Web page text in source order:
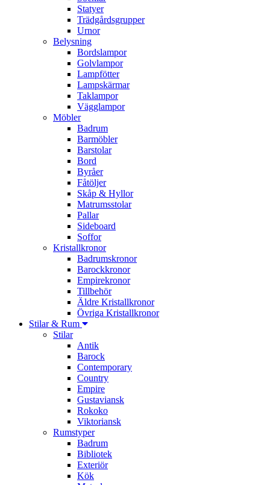
Statyer
Trädgårdsgrupper
Urnor
Belysning
Bordslampor
Golvlampor
Lampfötter
Lampskärmar
Taklampor
Vägglampor
Möbler
Badrum
Barmöbler
Barstolar
Bord
Byråer
Fåtöljer
Skåp & Hyllor
Matrumsstolar
Pallar
Sideboard
Soffor
Kristallkronor
Badrumskronor
Barockkronor
Empirekronor
Tillbehör
Äldre Kristallkronor
Övriga Kristallkronor
Stilar & Rum
Stilar
Antik
Barock
Contemporary
Country
Empire
Gustaviansk
Rokoko
Viktoriansk
Rumstyper
Badrum
Bibliotek
Exteriör
Kök